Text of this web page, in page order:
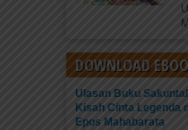
DOWNLOAD
Ulasan Buku
Kisah Cinta Legenda
Epos Mahabarata